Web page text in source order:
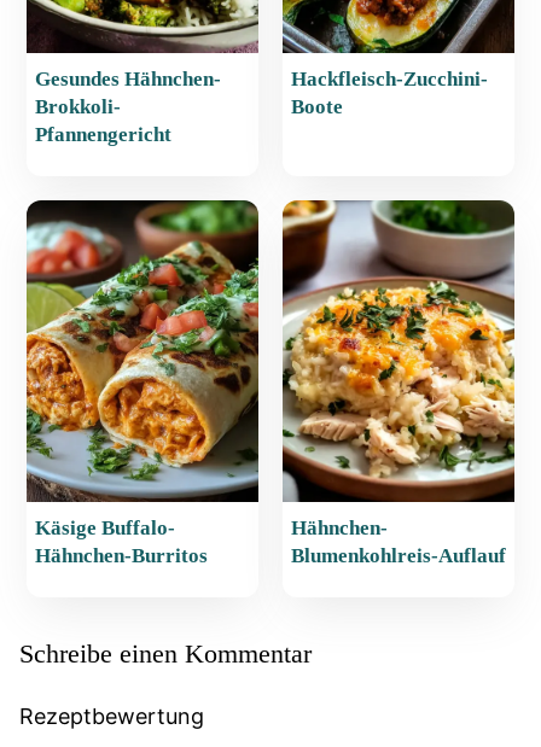
Gesundes Hähnchen-
Brokkoli-
Pfannengericht
Hackfleisch-Zucchini-
Boote
Käsige Buffalo-
Hähnchen-Burritos
Hähnchen-
Blumenkohlreis-Auflauf
Schreibe einen Kommentar
Rezeptbewertung